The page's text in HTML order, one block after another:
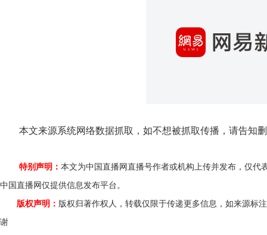
本文来源系统网络数据抓取，如不想被抓取传播，请告知
特别声明： 本文为中国直播网直播号作者或机构上传并发布，仅
中国直播网仅提供信息发布平台。
版权声明： 版权归著作权人，转载仅限于传递更多信息，如来源标
谢